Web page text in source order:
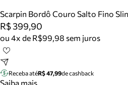
Meus pedidos
Acompanhe seus pedidos e
Scarpin Bordô Couro Salto Fino
R$ 399,90
ou 4x de R$99,98 sem juros
Receba atéR$ 47,99de cashback
Saiba mais